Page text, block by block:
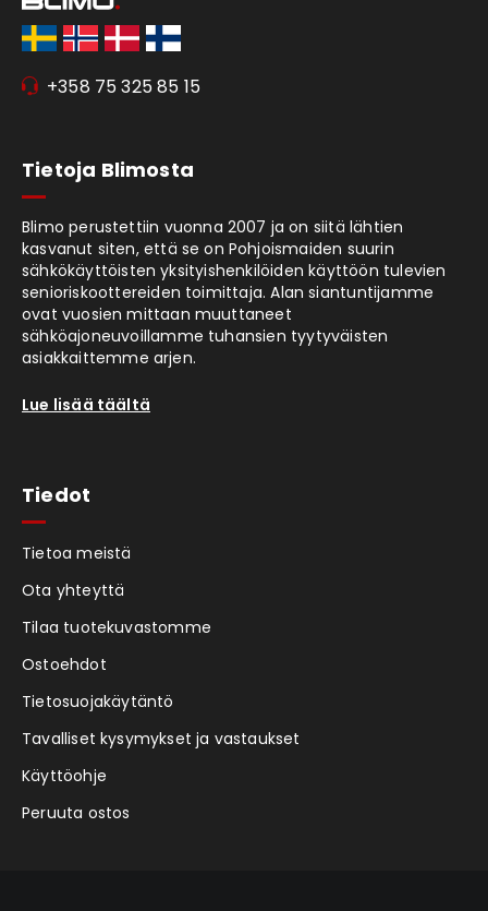
+358 75 325 85 15
Tietoja Blimosta
Blimo perustettiin vuonna 2007 ja on siitä lähtien
kasvanut siten, että se on Pohjoismaiden suurin
sähkökäyttöisten yksityishenkilöiden käyttöön tulevien
senioriskoottereiden toimittaja. Alan siantuntijamme
ovat vuosien mittaan muuttaneet
sähköajoneuvoillamme tuhansien tyytyväisten
asiakkaittemme arjen.
Lue lisää täältä
Tiedot
Tietoa meistä
Ota yhteyttä
Tilaa tuotekuvastomme
Ostoehdot
Tietosuojakäytäntö
Tavalliset kysymykset ja vastaukset
Käyttöohje
Peruuta ostos